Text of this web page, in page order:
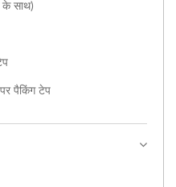
के साथ)
पैकिंग टेप